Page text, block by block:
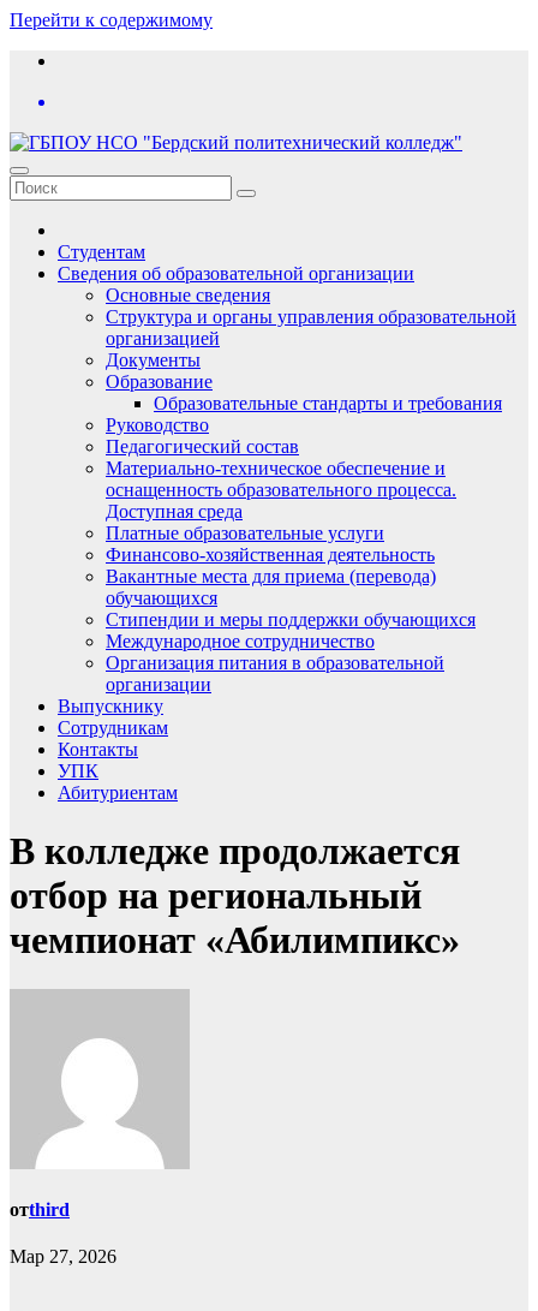
Перейти к содержимому
Студентам
Сведения об образовательной организации
Основные сведения
Структура и органы управления образовательной
организацией
Документы
Образование
Образовательные стандарты и требования
Руководство
Педагогический состав
Материально-техническое обеспечение и
оснащенность образовательного процесса.
Доступная среда
Платные образовательные услуги
Финансово-хозяйственная деятельность
Вакантные места для приема (перевода)
обучающихся
Стипендии и меры поддержки обучающихся
Международное сотрудничество
Организация питания в образовательной
организации
Выпускнику
Сотрудникам
Контакты
УПК
Абитуриентам
В колледже продолжается
отбор на региональный
чемпионат «Абилимпикс»
отthird
Мар 27, 2026